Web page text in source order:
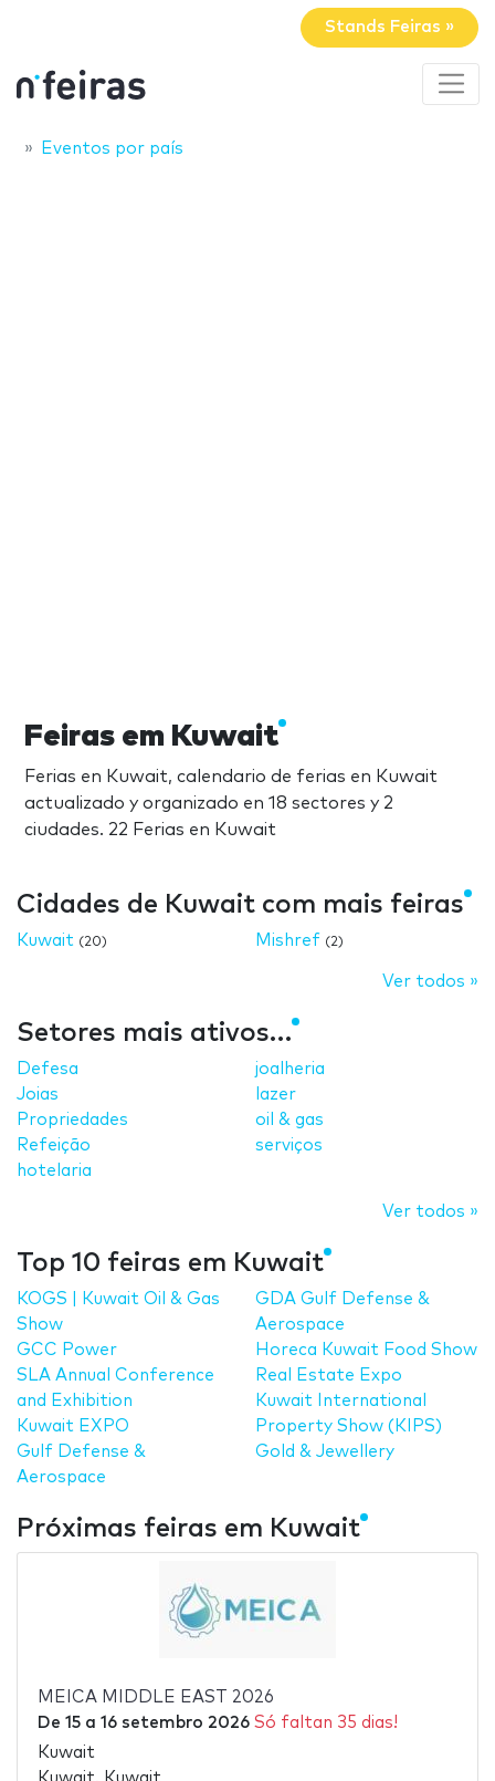
Stands Feiras »
Eventos por país
Feiras em Kuwait
Ferias en Kuwait, calendario de ferias en Kuwait
actualizado y organizado en 18 sectores y 2
ciudades. 22 Ferias en Kuwait
Cidades de Kuwait com mais feiras
Kuwait (20) Mishref (2)
Ver todos »
Setores mais ativos…
Defesa
Joias
Propriedades
Refeição
hotelaria
joalheria
lazer
oil & gas
serviços
Ver todos »
Top 10 feiras em Kuwait
KOGS | Kuwait Oil & Gas
Show
GCC Power
SLA Annual Conference
and Exhibition
Kuwait EXPO
Gulf Defense &
Aerospace
GDA Gulf Defense &
Aerospace
Horeca Kuwait Food Show
Real Estate Expo
Kuwait International
Property Show (KIPS)
Gold & Jewellery
Próximas feiras em Kuwait
MEICA MIDDLE EAST 2026
De 15a 16 setembro 2026 Só faltan 35 dias!
Kuwait